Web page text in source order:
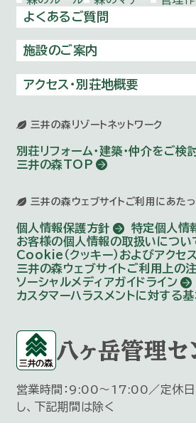
よくあるご質問
施設のご案内
アクセス・別荘地概要
三井の森リゾートネットワーク
別荘リフォーム・建築・仲介をご検
三井の森TOP
三井の森ウェブサイトご利用にあた
個人情報保護方針
特定個人情
お客様の個人情報の取扱いについ
Cookie（クッキー）およびアクセ
三井の森ウェブサイトご利用上の
ソーシャルメディアガイドライン
カスタマーハラスメントに対する
八ヶ岳管理セ
営業時間：9:00～17:00／定休日
し、下記期間は除く